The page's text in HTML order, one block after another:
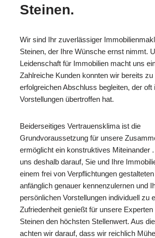
Steinen.
Wir sind Ihr zuverlässiger
Steinen, der Ihre Wünsche ernst nimmt.
Leidenschaft für Immobilien macht uns
Zahlreiche Kunden konnten wir bereits zu
erfolgreichen Abschluss begleiten, der oft
Vorstellungen übertroffen hat.
Beiderseitiges Vertrauensklima ist die
Grundvoraussetzung für unsere
ermöglicht ein konstruktives Miteinander
uns deshalb darauf, Sie und Ihre
einem frei von Verpflichtungen
anfänglich genauer kennenzulernen und
persönlichen Vorstellungen individuell zu
Zufriedenheit genießt für unsere
Steinen den höchsten Stellenwert. Aus
achten wir darauf, dass wir reichlich